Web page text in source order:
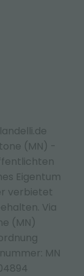
(MN) -
Eigentum
verbietet
Via
(MN)
MN